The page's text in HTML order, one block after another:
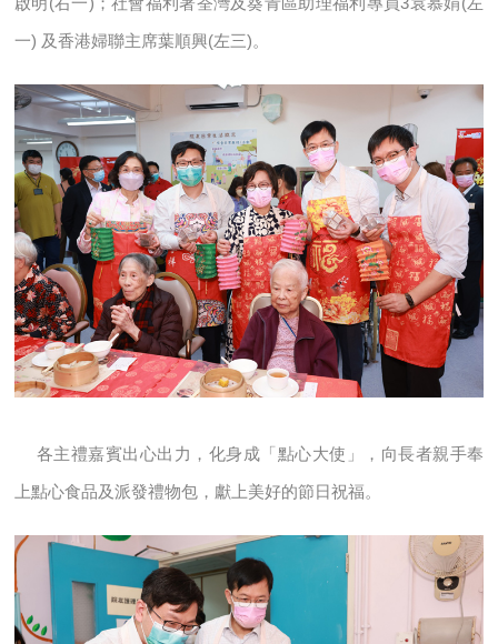
一) 及香港婦聯主席葉順興(左三)。
各主禮嘉賓出心出力，化身成「點心大使」，向長者親手奉
上點心食品及派發禮物包，獻上美好的節日祝福。